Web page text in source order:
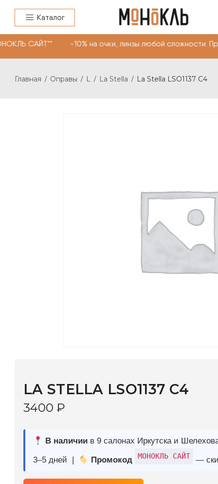
Каталог
САЙТ"" -10% на очки, линзы любой
Главная / Оправы / L / La Stella / La Stella LSO1137 C4
3–5 дней | Промокод — скидка 10%
В КОРЗИНУ